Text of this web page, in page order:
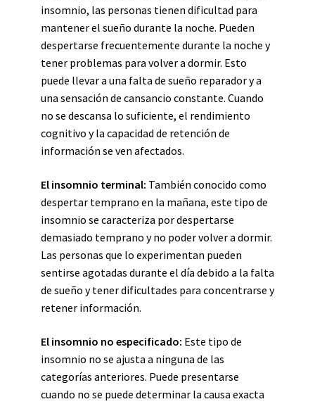
insomnio, las personas tienen dificultad para
mantener el sueño durante la noche. Pueden
despertarse frecuentemente durante la noche y
tener problemas para volver a dormir. Esto
puede llevar a una falta de sueño reparador y a
una sensación de cansancio constante. Cuando
no se descansa lo suficiente, el rendimiento
cognitivo y la capacidad de retención de
información se ven afectados.
El insomnio terminal: También conocido como
despertar temprano en la mañana, este tipo de
insomnio se caracteriza por despertarse
demasiado temprano y no poder volver a dormir.
Las personas que lo experimentan pueden
sentirse agotadas durante el día debido a la falta
de sueño y tener dificultades para concentrarse y
retener información.
El insomnio no especificado: Este tipo de
insomnio no se ajusta a ninguna de las
categorías anteriores. Puede presentarse
cuando no se puede determinar la causa exacta